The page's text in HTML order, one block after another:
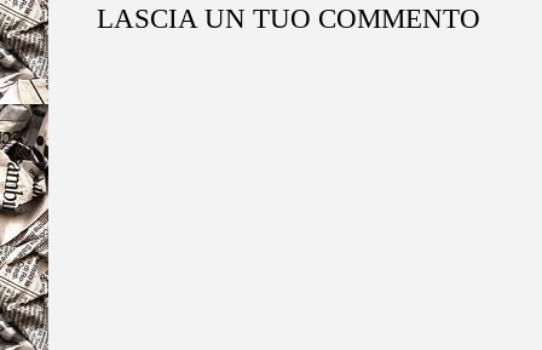
LASCIA UN TUO COMMENTO